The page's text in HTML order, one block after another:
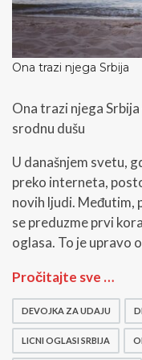
m
o
m
k
Ona trazi njega Srbija
Ona trazi njega
srodnu dušu
U današnjem svetu,
preko interneta,
novih ljudi. Međutim,
se preduzme prvi
oglasa. To je upravo
O
t
a
Pročitajte sve …
DEVOJKA ZA UDAJU
LICNI OGLASI SRBIJA